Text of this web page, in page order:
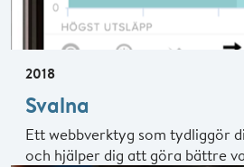
2018
Svalna
Ett webbverktyg som tydliggör
och hjälper dig att göra bättre